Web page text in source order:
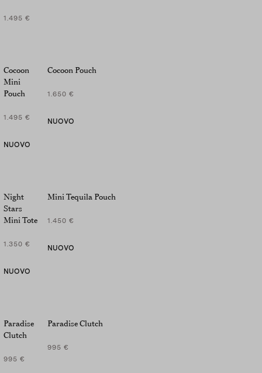
1.495 €
Cocoon
Mini
Pouch
1.495 €
NUOVO
Cocoon Pouch
1.650 €
NUOVO
Night
Stars
Mini Tote
1.350 €
NUOVO
Mini Tequila Pouch
1.450 €
NUOVO
Paradise
Clutch
995 €
Paradise Clutch
995 €